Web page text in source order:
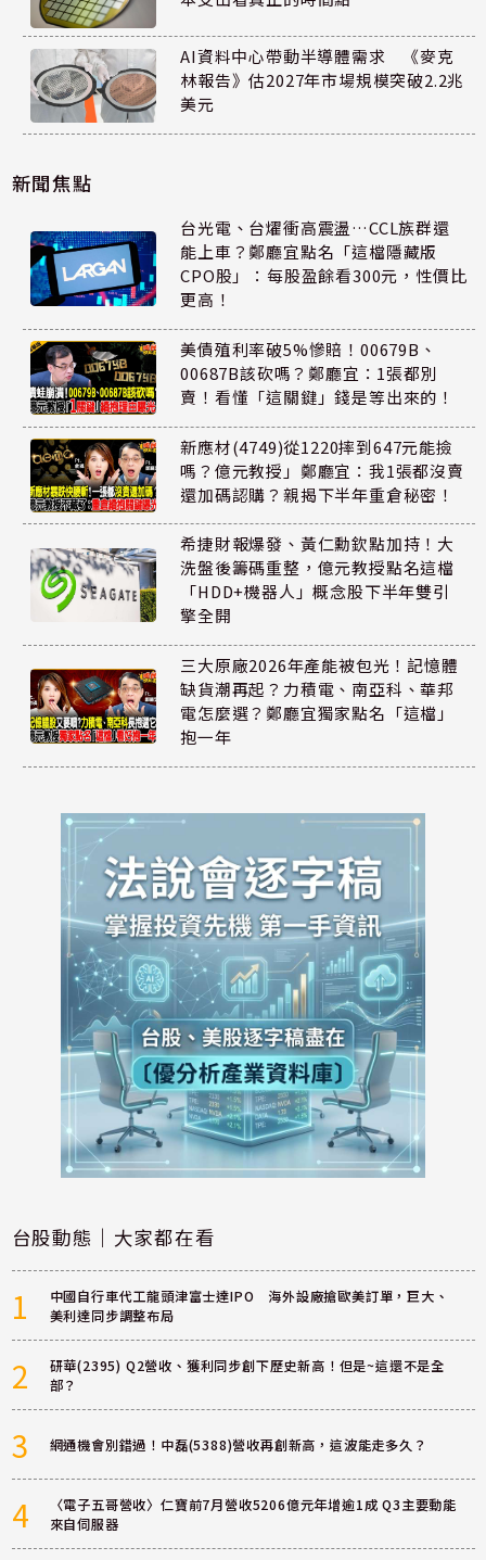
AI資料中心帶動半導體需求 《麥克
林報告》估2027年市場規模突破2.2兆
美元
新聞焦點
台光電、台燿衝高震盪…CCL族群還
能上車？鄭廳宜點名「這檔隱藏版
CPO股」：每股盈餘看300元，性價比
更高！
美債殖利率破5%慘賠！00679B、
00687B該砍嗎？鄭廳宜：1張都別
賣！看懂「這關鍵」錢是等出來的！
新應材(4749)從1220摔到647元能撿
嗎？億元教授」鄭廳宜：我1張都沒賣
還加碼認購？親揭下半年重倉秘密！
希捷財報爆發、黃仁勳欽點加持！大
洗盤後籌碼重整，億元教授點名這檔
「HDD+機器人」概念股下半年雙引
擎全開
三大原廠2026年產能被包光！記憶體
缺貨潮再起？力積電、南亞科、華邦
電怎麼選？鄭廳宜獨家點名「這檔」
抱一年
台股動態｜大家都在看
1
中國自行車代工龍頭津富士達IPO 海外設廠搶歐美訂單，巨大、
美利達同步調整布局
2
研華(2395) Q2營收、獲利同步創下歷史新高！但是~這還不是全
部？
3 網通機會別錯過！中磊(5388)營收再創新高，這波能走多久？
4
〈電子五哥營收〉仁寶前7月營收5206億元年增逾1成 Q3主要動能
來自伺服器